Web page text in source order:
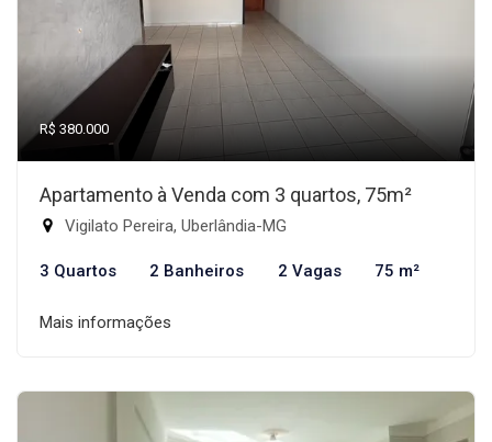
R$ 380.000
Apartamento à Venda com 3 quartos, 75m²
Vigilato Pereira, Uberlândia-MG
3 Quartos 2 Banheiros 2 Vagas 75 m²
Mais informações